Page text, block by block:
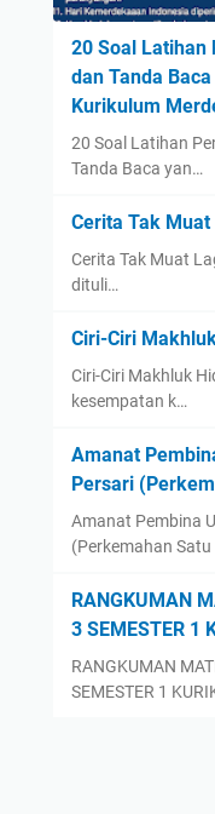
20 Soal Latihan
dan Tanda
Kurikulum
20 Soal Latihan
Tanda Baca yan…
Cerita Tak Muat
Cerita Tak Muat
dituli…
Ciri-Ciri
Ciri-Ciri Makhluk
kesempatan k…
Amanat
Persari
Amanat Pembina
(Perkemahan Satu
RANGKUMAN
3 SEMESTER 1
RANGKUMAN
SEMESTER 1